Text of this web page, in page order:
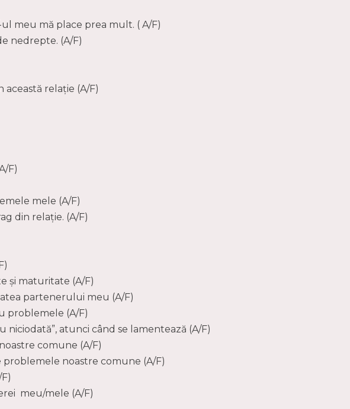
meu mă place prea mult. ( A/F)
nedrepte. (A/F)
relație (A/F)
F)
mele (A/F)
din relație. (A/F)
și maturitate (A/F)
partenerului meu (A/F)
problemele (A/F)
atunci când se lamentează (A/F)
comune (A/F)
noastre comune (A/F)
meu/mele (A/F)